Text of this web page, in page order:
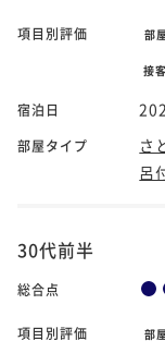
項目別評価 部
接
宿泊日
部屋タイプ
さ
呂
30代前半
総合点
項目別評価 部